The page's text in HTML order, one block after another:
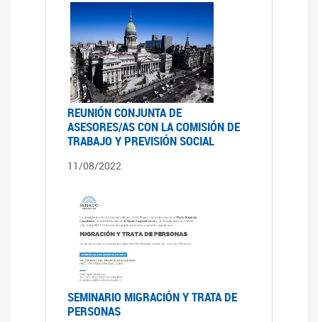
REUNIÓN CONJUNTA DE
ASESORES/AS CON LA COMISIÓN DE
TRABAJO Y PREVISIÓN SOCIAL
11/08/2022
SEMINARIO MIGRACIÓN Y TRATA DE
PERSONAS